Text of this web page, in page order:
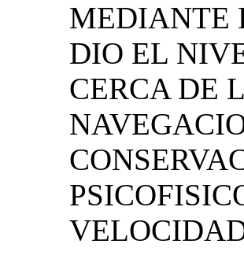
MEDIANTE
DIO EL
CERCA DE